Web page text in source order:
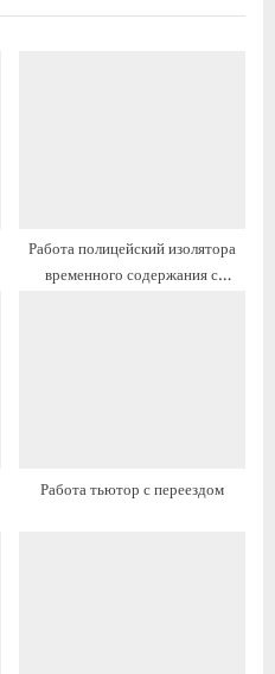
Работа полицейский изолятора
временного содержания с
Работа тьютор с переездом